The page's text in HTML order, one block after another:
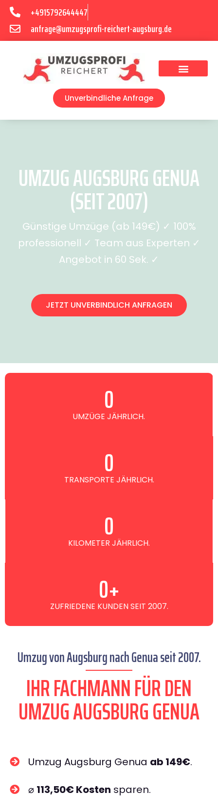
+4915792644447
anfrage@umzugsprofi-reichert-augsburg.de
Unverbindliche Anfrage
UMZUG AUGSBURG GENUA
(SEIT 2007)
Günstige Umzüge (ab 149€) ✓ 100%
professionell ✓ Team aus Experten ✓
Angebot in 60 Sek. ✓
JETZT UNVERBINDLICH ANFRAGEN
UMZÜGE JÄHRLICH.
0
TRANSPORTE JÄHRLICH.
0
KILOMETER JÄHRLICH.
0
ZUFRIEDENE KUNDEN SEIT 2007.
0+
Umzug von Augsburg nach Genua seit 2007.
IHR FACHMANN FÜR DEN
UMZUG AUGSBURG GENUA
Umzug Augsburg Genua ab 149€.
⌀ 113,50€ Kosten sparen.